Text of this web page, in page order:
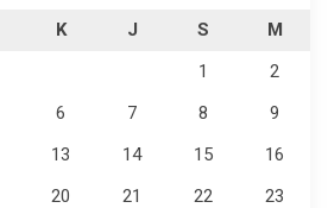
K J S
M
1
2
6 7 8
9
13 14 15
16
20 21 22
23